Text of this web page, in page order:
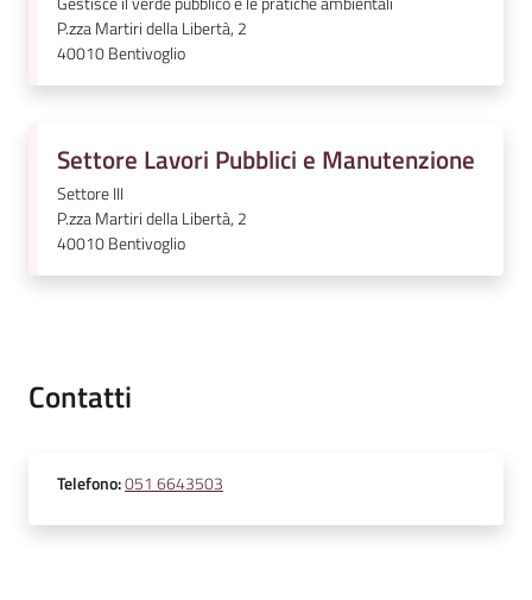
Tutti
argomenti...
Seguici
P.zza Martiri della Libertà, 2
40010Bentivoglio
Settore Lavori Pubblici e Manutenzione
Settore III
P.zza Martiri della Libertà, 2
40010Bentivoglio
Contatti
Telefono:051 6643503